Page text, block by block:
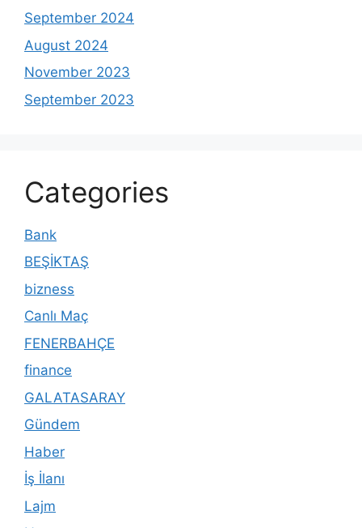
September 2024
August 2024
November 2023
September 2023
Categories
Bank
BEŞİKTAŞ
bizness
Canlı Maç
FENERBAHÇE
finance
GALATASARAY
Gündem
Haber
İş İlanı
Lajm